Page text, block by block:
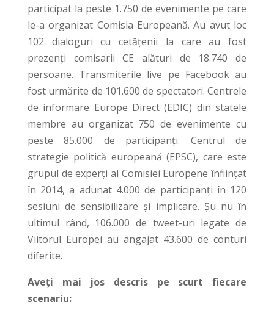
participat la peste 1.750 de evenimente pe care
le-a organizat Comisia Europeană. Au avut loc
102 dialoguri cu cetățenii la care au fost
prezenți comisarii CE alături de 18.740 de
persoane. Transmiterile live pe Facebook au
fost urmărite de 101.600 de spectatori. Centrele
de informare Europe Direct (EDIC) din statele
membre au organizat 750 de evenimente cu
peste 85.000 de participanți. Centrul de
strategie politică europeană (EPSC), care este
grupul de experți al Comisiei Europene înființat
în 2014, a adunat 4.000 de participanți în 120
sesiuni de sensibilizare și implicare. Șu nu în
ultimul rând, 106.000 de tweet-uri legate de
Viitorul Europei au angajat 43.600 de conturi
diferite.
Aveți mai jos descris pe scurt fiecare
scenariu: